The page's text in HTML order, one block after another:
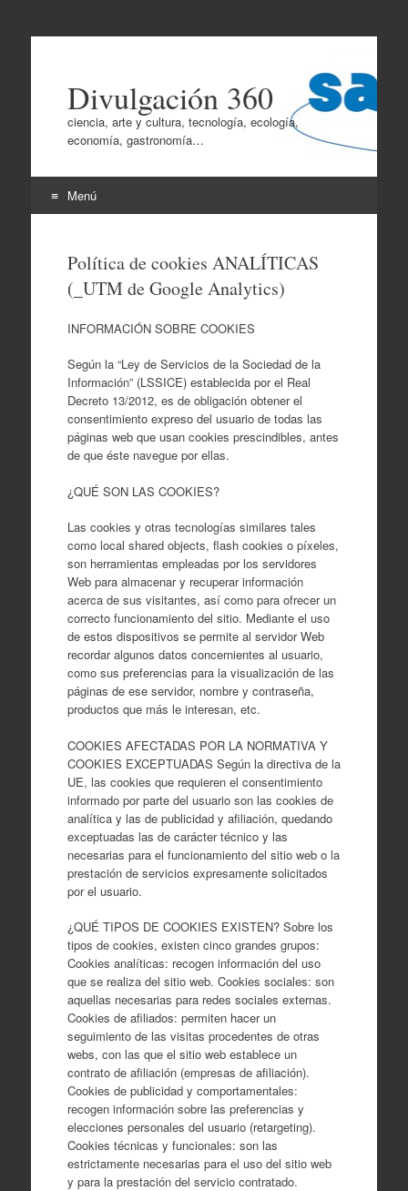
Divulgación 360
ciencia, arte y cultura, tecnología, ecología,
economía, gastronomía…
Menú
contenidoPolítica de cookies ANALÍTICAS
(_UTM de Google Analytics)
INFORMACIÓN SOBRE COOKIES
Según la “Ley de Servicios de la Sociedad de la
Información” (LSSICE) establecida por el Real
Decreto 13/2012, es de obligación obtener el
consentimiento expreso del usuario de todas las
páginas web que usan cookies prescindibles, antes
de que éste navegue por ellas.
¿QUÉ SON LAS COOKIES?
Las cookies y otras tecnologías similares tales
como local shared objects, flash cookies o píxeles,
son herramientas empleadas por los servidores
Web para almacenar y recuperar información
acerca de sus visitantes, así como para ofrecer un
correcto funcionamiento del sitio. Mediante el uso
de estos dispositivos se permite al servidor Web
recordar algunos datos concernientes al usuario,
como sus preferencias para la visualización de las
páginas de ese servidor, nombre y contraseña,
productos que más le interesan, etc.
COOKIES AFECTADAS POR LA NORMATIVA Y
COOKIES EXCEPTUADAS Según la directiva de la
UE, las cookies que requieren el consentimiento
informado por parte del usuario son las cookies de
analítica y las de publicidad y afiliación, quedando
exceptuadas las de carácter técnico y las
necesarias para el funcionamiento del sitio web o la
prestación de servicios expresamente solicitados
por el usuario.
¿QUÉ TIPOS DE COOKIES EXISTEN? Sobre los
tipos de cookies, existen cinco grandes grupos:
Cookies analíticas: recogen información del uso
que se realiza del sitio web. Cookies sociales: son
aquellas necesarias para redes sociales externas.
Cookies de afiliados: permiten hacer un
seguimiento de las visitas procedentes de otras
webs, con las que el sitio web establece un
contrato de afiliación (empresas de afiliación).
Cookies de publicidad y comportamentales:
recogen información sobre las preferencias y
elecciones personales del usuario (retargeting).
Cookies técnicas y funcionales: son las
estrictamente necesarias para el uso del sitio web
y para la prestación del servicio contratado.